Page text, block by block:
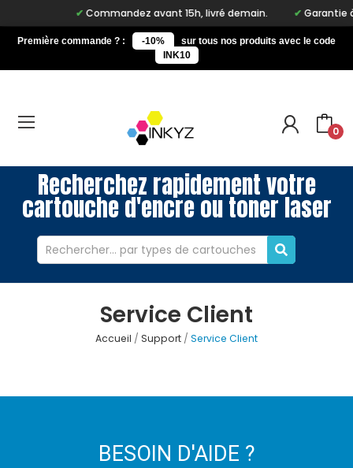
Commandez avant 15h, livré demain. Garantie à
Première commande ? : -10%
sur tous nos produits avec le code
INK10
0
Recherchez rapidement votre
cartouche d'encre ou toner laser
Service Client
Accueil Support Service Client
BESOIN D'AIDE ?